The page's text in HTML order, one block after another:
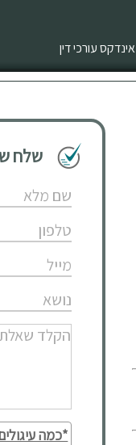
אינדקס עורכי דין
שלח
*כמה